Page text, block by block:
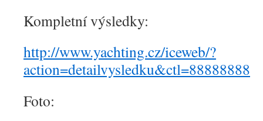
Kompletní výsledky:
http://www.yachting.cz/iceweb/?
action=detailvysledku&ctl=88888888
Foto: